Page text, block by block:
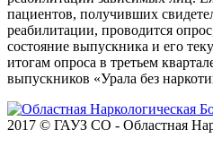
пациентов, получивших
реабилитации, проводится
состояние выпускника и его
итогам опроса в третьем
выпускников «Урала без
2017 © ГАУЗ СО - Областная